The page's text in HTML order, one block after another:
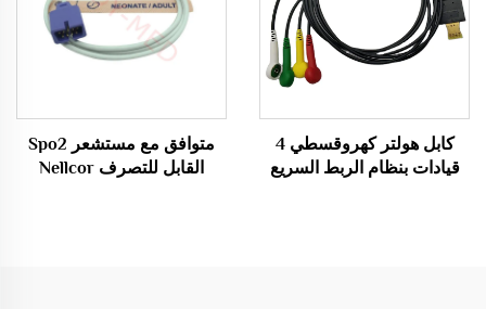
كابل هولتر كهروقسطي 4
قيادات بنظام الربط السريع
متوافق مع مستشعر Spo2
القابل للتصرف Nellcor